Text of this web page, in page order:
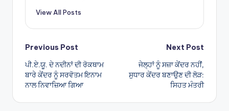
p
View All Posts
Post
navigation
Previous Post
ਪੀ.ਏ.ਯੂ. ਦੇ ਨਦੀਨਾਂ ਦੀ ਰੋਕਥਾਮ
ਬਾਰੇ ਕੇਂਦਰ ਨੂੰ ਸਰਵੋਤਮ ਇਨਾਮ
ਨਾਲ ਨਿਵਾਜ਼ਿਆ ਗਿਆ
Next Post
ਜੇਲ੍ਹਾਂ ਨੂੰ ਸਜ਼ਾ ਕੇਂਦਰ ਨਹੀਂ,
ਸੁਧਾਰ ਕੇਂਦਰ ਬਣਾਉਣ ਦੀ ਲੋੜ:
ਸਿਹਤ ਮੰਤਰੀ